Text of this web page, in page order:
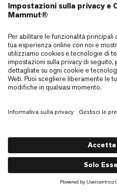
—
Sitemap
Cookies
Note legali